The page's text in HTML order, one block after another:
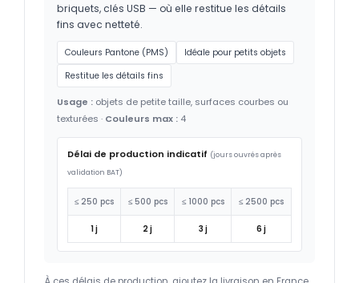
briquets, clés USB — où elle restitue les détails
fins avec netteté.
Couleurs Pantone (PMS)
Idéale pour petits objets
Restitue les détails fins
Usage : objets de petite taille, surfaces courbes ou
texturées · Couleurs max : 4
Délai de production indicatif (jours ouvrés après
validation BAT)
≤ 250 pcs ≤ 500 pcs ≤ 1000 pcs ≤ 2500 pcs
1 j 2 j 3 j 6 j